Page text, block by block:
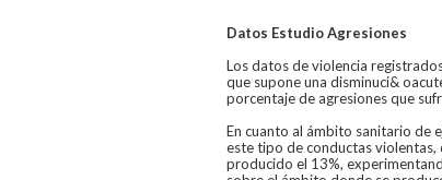
Datos Estudio Agresiones
Los datos de violencia
que supone una disminuci&
porcentaje de agresiones que
En cuanto al ámbito sanitario de
este tipo de conductas violentas,
producido el 13%,